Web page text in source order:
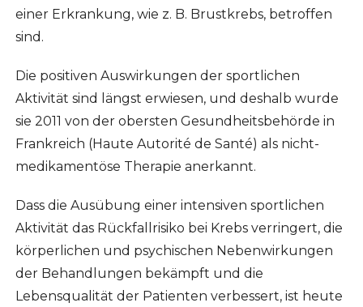
einer Erkrankung, wie z. B. Brustkrebs, betroffen
sind.
Die positiven Auswirkungen der sportlichen
Aktivität sind längst erwiesen, und deshalb wurde
sie 2011 von der obersten Gesundheitsbehörde in
Frankreich (Haute Autorité de Santé) als nicht-
medikamentöse Therapie anerkannt.
Dass die Ausübung einer intensiven sportlichen
Aktivität das Rückfallrisiko bei Krebs verringert, die
körperlichen und psychischen Nebenwirkungen
der Behandlungen bekämpft und die
Lebensqualität der Patienten verbessert, ist heute